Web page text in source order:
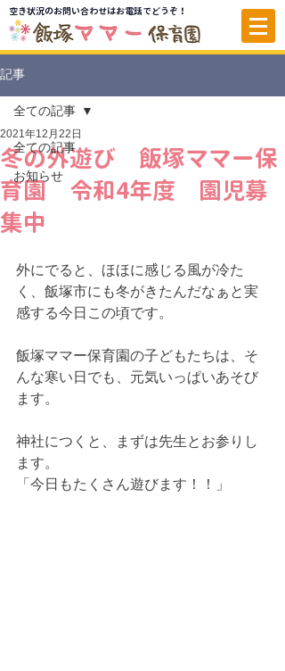
空き状況のお問い合わせはお電話でどうぞ！
記事
全ての記事
お知らせ
全ての記事
冬の外遊び 飯塚ママー保
育園 令和4年度 園児募
集中
2021年12月22日
外にでると、ほほに感じる風が冷た
く、飯塚市にも冬がきたんだなぁと実
感する今日この頃です。
飯塚ママー保育園の子どもたちは、そ
んな寒い日でも、元気いっぱいあそび
ます。
神社につくと、まずは先生とお参りし
ます。
「今日もたくさん遊びます！！」